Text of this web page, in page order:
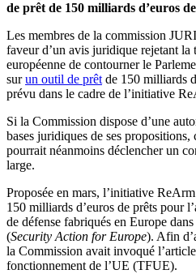
de prêt de 150 milliards d’euros
Les membres de la commission
faveur d’un avis juridique rejetant la
européenne de contourner le
surun outil de prêt de 150 milliards
prévu dans le cadre de l’initiative
Si la Commission dispose d’une
bases juridiques de ses
pourrait néanmoins déclencher un
large.
Proposée en mars, l’initiative
150 milliards d’euros de prêts pour
de défense fabriqués en Europe
(Security Action for Europe). Afin
la Commission avait invoqué
fonctionnement de l’UE (TFUE).